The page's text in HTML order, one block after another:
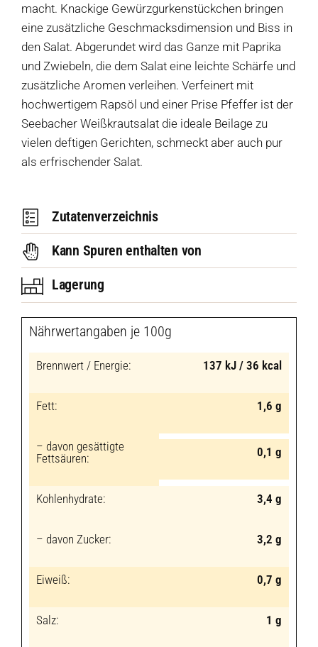
macht. Knackige Gewürzgurkenstückchen bringen
eine zusätzliche Geschmacksdimension und Biss in
den Salat. Abgerundet wird das Ganze mit Paprika
und Zwiebeln, die dem Salat eine leichte Schärfe und
zusätzliche Aromen verleihen. Verfeinert mit
hochwertigem Rapsöl und einer Prise Pfeffer ist der
Seebacher Weißkrautsalat die ideale Beilage zu
vielen deftigen Gerichten, schmeckt aber auch pur
als erfrischender Salat.
Zutatenverzeichnis
Kann Spuren enthalten von
Lagerung
Nährwertangaben je 100g
Brennwert / Energie: 137 kJ / 36 kcal
Fett: 1,6 g
– davon gesättigte
Fettsäuren:
0,1 g
Kohlenhydrate: 3,4 g
– davon Zucker: 3,2 g
Eiweiß: 0,7 g
Salz: 1 g